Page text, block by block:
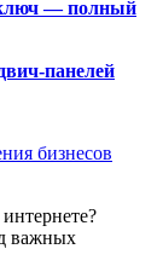
ключ — полный
панелей
бизнесов
важных